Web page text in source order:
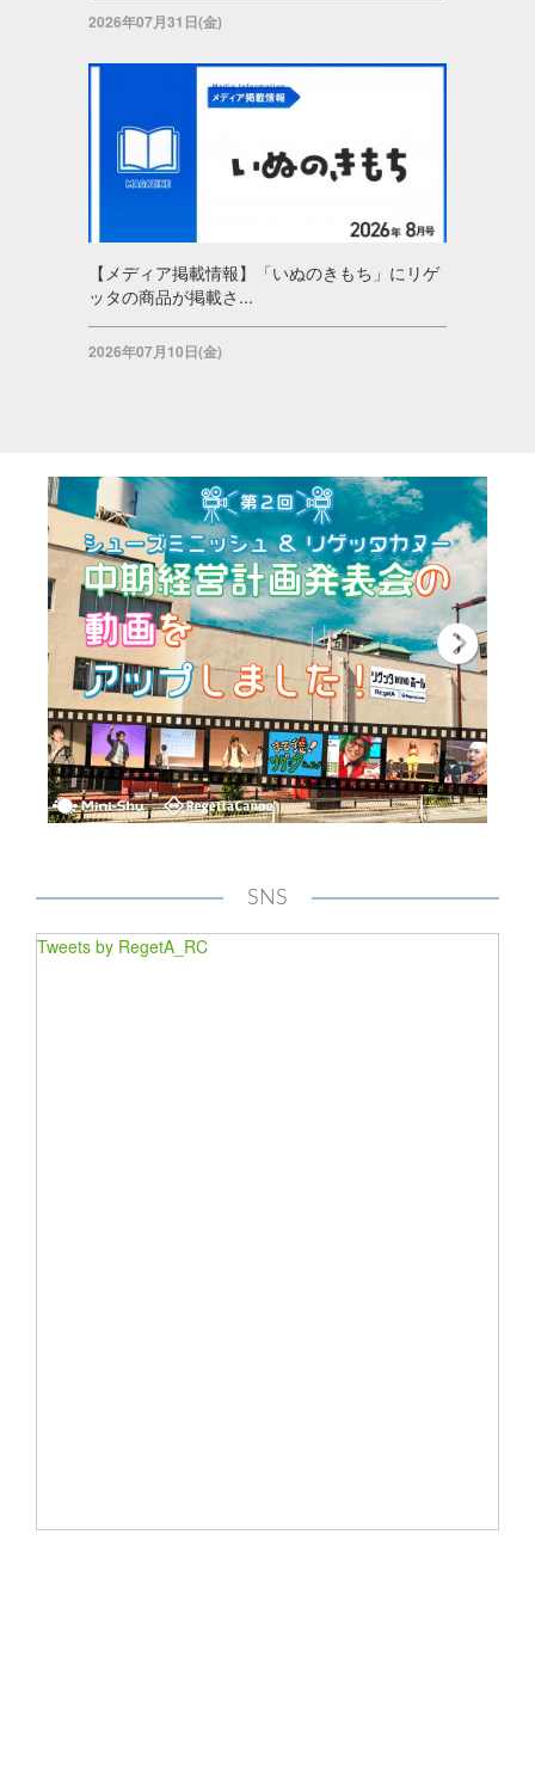
2026年07月31日(金)
【メディア掲載情報】「いぬのきもち」にリゲ
ッタの商品が掲載さ...
2026年07月10日(金)
SNS
Tweets by RegetA_RC